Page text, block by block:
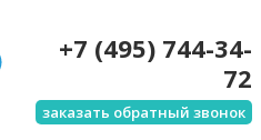
+7 (495) 744-34-
72
заказать обратный звонок